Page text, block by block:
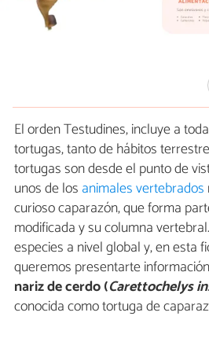
El orden Testudines, incluye a
tortugas, tanto de hábitos
tortugas son desde el punto de
unos de los animales vertebrados
curioso caparazón, que forma
modificada y su columna
especies a nivel global y, en esta
queremos presentarte
nariz de cerdo (Carettochelys
conocida como tortuga de